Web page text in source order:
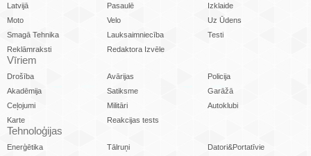
Latvijā Pasaulē
Izklaide
Moto
Velo
Uz Ūdens
Smagā Tehnika
Lauksaimniecība
Testi
Reklāmraksti
Redaktora Izvēle
Vīriem
Drošība Avārijas
Policija
Akadēmija
Satiksme
Garāžā
Ceļojumi
Militāri
Autoklubi
Karte
Reakcijas tests
Tehnoloģijas
Enerģētika Tālruņi
Datori&Portatīvie